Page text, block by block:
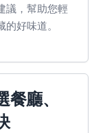
議，幫助您輕
好味道。
廳、